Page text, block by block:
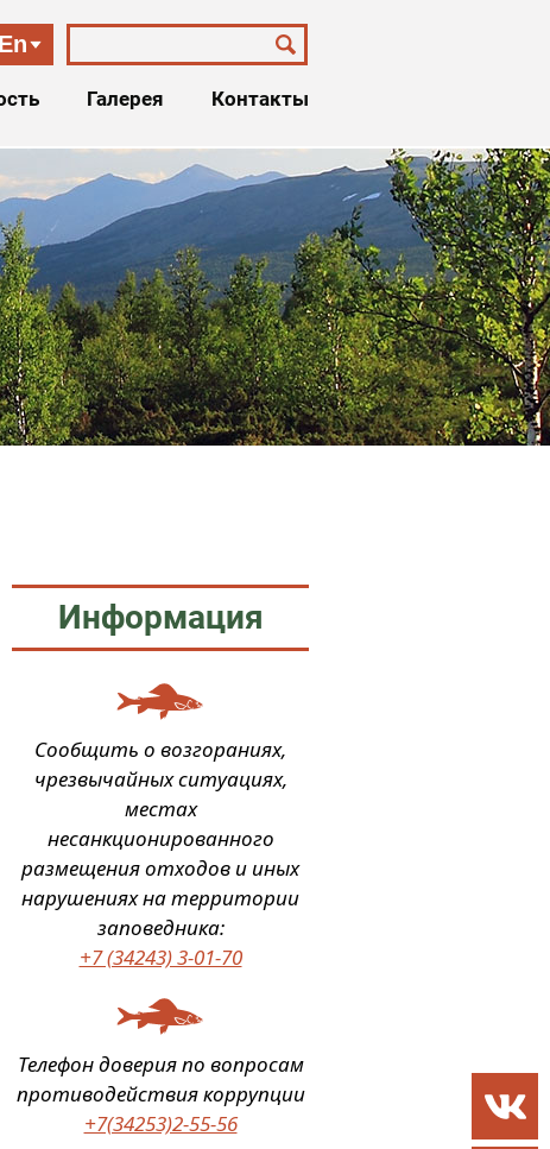
En
Галерея Контакты
Информация
Сообщить о возгораниях,
чрезвычайных ситуациях,
местах
несанкционированного
размещения отходов и иных
нарушениях на территории
заповедника:
+7 (34243) 3-01-70
Телефон доверия по вопросам
противодействия коррупции
+7(34253)2-55-56